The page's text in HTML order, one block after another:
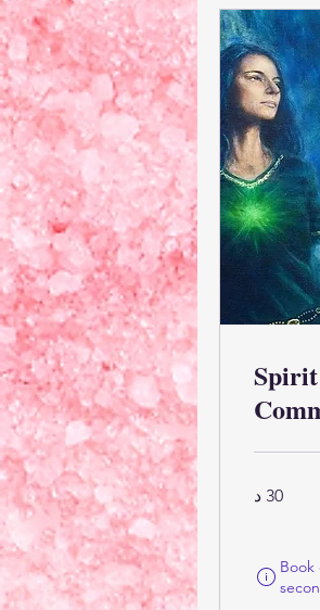
30 د
Book
تُحسب أهلية الطلب وسعره النهائي عند إتمام عملية